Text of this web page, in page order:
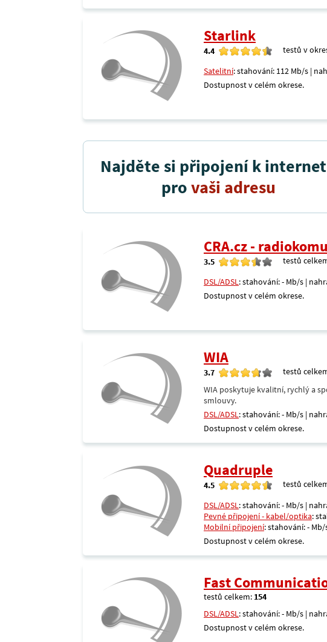
Starlink
4.4 testů v
Satelitní: stahování: 112 Mb/s |
Dostupnost v celém okrese.
Najděte si připojení k
provaši adresu
CRA.cz -
3.5 testů
DSL/ADSL: stahování: - Mb/s |
Dostupnost v celém okrese.
WIA
3.7 testů
WIA poskytuje kvalitní, rychlý a
smlouvy.
DSL/ADSL: stahování: - Mb/s |
Dostupnost v celém okrese.
Quadruple
4.5 testů
DSL/ADSL: stahování: - Mb/s |
Pevné připojení - kabel/optika:
Mobilní připojení: stahování: -
Dostupnost v celém okrese.
Fast
testů celkem: 154
DSL/ADSL: stahování: - Mb/s |
Dostupnost v celém okrese.